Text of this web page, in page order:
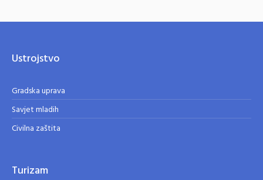
Ustrojstvo
Gradska uprava
Savjet mladih
Civilna zaštita
Turizam